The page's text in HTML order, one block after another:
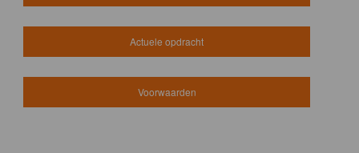
Actuele opdracht
Voorwaarden